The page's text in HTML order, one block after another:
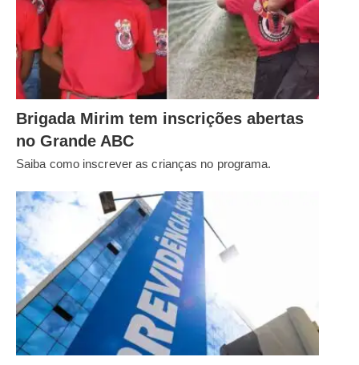
Brigada Mirim tem inscrições abertas
no Grande ABC
Saiba como inscrever as crianças no programa.